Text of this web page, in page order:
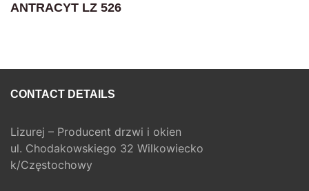
ANTRACYT LZ 526
CONTACT DETAILS
Lizurej – Producent drzwi i okien
ul. Chodakowskiego 32 Wilkowiecko
k/Częstochowy